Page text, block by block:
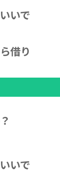
いで
借り
いで